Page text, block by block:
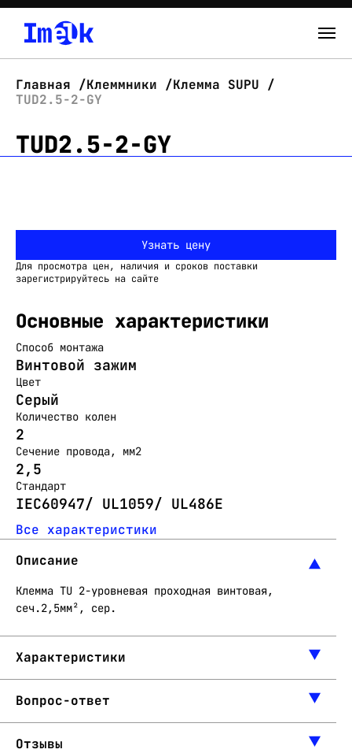
Новости
Контакты
Вход
Главная Клеммники
Клемма SUPU
TUD2.5-2-GY
TUD2.5-2-GY
Узнать цену
Для просмотра цен, наличия и сроков поставки
зарегистрируйтесь на сайте
Основные характеристики
Способ монтажа
Винтовой зажим
Цвет
Серый
Количество колен
2
Сечение провода, мм2
2,5
Стандарт
IEC60947/ UL1059/ UL486E
Все характеристики
Описание
Клемма TU 2-уровневая проходная винтовая,
сеч.2,5мм², сер.
Характеристики
Вопрос-ответ
Отзывы